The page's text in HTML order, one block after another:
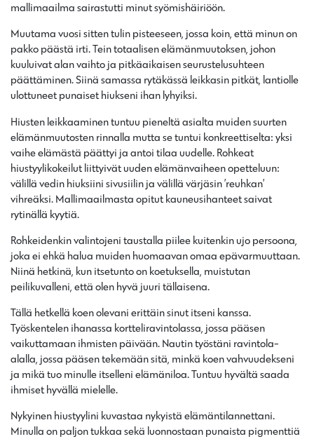
mallimaailma sairastutti minut syömishäiriöön.
Muutama vuosi sitten tulin pisteeseen, jossa koin, että minun on
pakko päästä irti. Tein totaalisen elämänmuutoksen, johon
kuuluivat alan vaihto ja pitkäaikaisen seurustelusuhteen
päättäminen. Siinä samassa rytäkässä leikkasin pitkät, lantiolle
ulottuneet punaiset hiukseni ihan lyhyiksi.
Hiusten leikkaaminen tuntuu pieneltä asialta muiden suurten
elämänmuutosten rinnalla mutta se tuntui konkreettiselta: yksi
vaihe elämästä päättyi ja antoi tilaa uudelle. Rohkeat
hiustyylikokeilut liittyivät uuden elämänvaiheen opetteluun:
välillä vedin hiuksiini sivusiilin ja välillä värjäsin ’reuhkan’
vihreäksi. Mallimaailmasta opitut kauneusihanteet saivat
rytinällä kyytiä.
Rohkeidenkin valintojeni taustalla piilee kuitenkin ujo persoona,
joka ei ehkä halua muiden huomaavan omaa epävarmuuttaan.
Niinä hetkinä, kun itsetunto on koetuksella, muistutan
peilikuvalleni, että olen hyvä juuri tällaisena.
Tällä hetkellä koen olevani erittäin sinut itseni kanssa.
Työskentelen ihanassa kortteliravintolassa, jossa pääsen
vaikuttamaan ihmisten päivään. Nautin työstäni ravintola-
alalla, jossa pääsen tekemään sitä, minkä koen vahvuudekseni
ja mikä tuo minulle itselleni elämäniloa. Tuntuu hyvältä saada
ihmiset hyvällä mielelle.
Nykyinen hiustyylini kuvastaa nykyistä elämäntilannettani.
Minulla on paljon tukkaa sekä luonnostaan punaista pigmenttiä